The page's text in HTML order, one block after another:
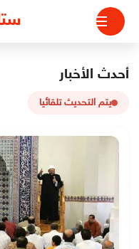
التجاوز
المحتوى
أحدث الأخبار
يتم التحديث تلقائيا